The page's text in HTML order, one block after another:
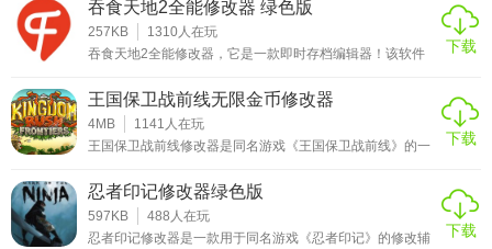
弹，无限体力等等都能够轻松完成，如果你不想练级还能够
直接修改成最高等级，并且有着超级厉害的一击必杀等着各
位，如果喜欢可以下载！！！使用说明1、首先下载修改器
吞食天地2全能修改器 绿色版
257KB 1310人在玩
吞食天地2全能修改器，它是一款即时存档编辑器！该软件
改器是你需要的工具，主要功能可修改人物的金钱、水平、
经验、MSP、兵数、武力、智力、速度、攻击、防御等使用
方法1. 首先使用模拟器的快捷键进行即时存档（默认S是存
档，L是读取存档）2. 得到即时存档之后，然后用吞食天地2
下载
王国保卫战前线无限金币修改器
4MB 1141 人在玩
王国保卫战前线修改器是同名游戏《王国保卫战前线》的一
费，你将有着无数的点数和无数的金钱，能够支持你将所有
的炮塔升到满级，而且还有着无限成就点，能够给你的英雄
升到满级，也能够为你的天赋全部点满，如果喜欢可以下
载！！使用说明1、首先下载修改器并进行解压2、运行修改
下载
忍者印记修改器绿色版
597KB 488 人在玩
忍者印记修改器是一款用于同名游戏《忍者印记》的修改辅
下载